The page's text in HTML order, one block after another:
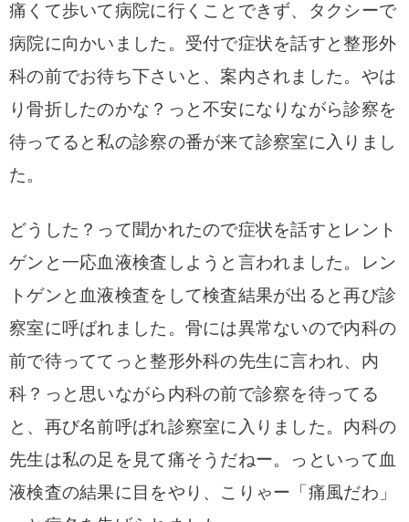
痛くて歩いて病院に行くことできず、タクシーで
病院に向かいました。受付で症状を話すと整形外
科の前でお待ち下さいと、案内されました。やは
り骨折したのかな？ っと不安になりながら診察を
待ってると私の診察の番が来て診察室に入りまし
た。
どうした？って聞かれたので症状を話すとレント
ゲンと一応血液検査しようと 言われました。レン
トゲンと血液検査をして検査結果が出ると再び診
察室に呼ばれました。骨には異常ないので内科の
前で待っててっと整形外科の先生に言われ、 内
科？っと思いながら内科の前で診察を待ってる
と、 再び名前呼ばれ診察室に入りました。内科の
先生は私の足を見て痛そうだねー。っといって血
液検査の結果に目をやり、こりゃー「痛風だわ」